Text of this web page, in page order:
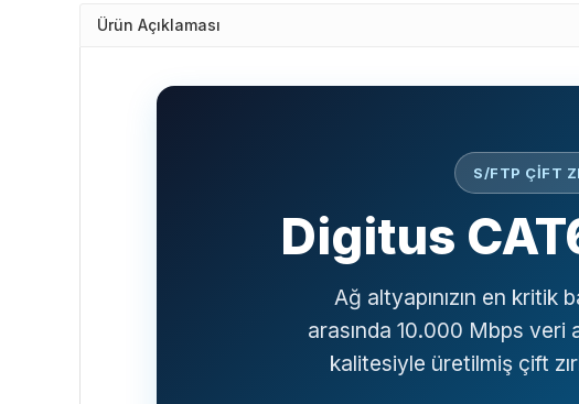
Ürün Açıklaması
S/FTP ÇİFT
Digitus
Ağ altyapınızın en kritik
arasında 10.000 Mbps veri
kalitesiyle üretilmiş çift